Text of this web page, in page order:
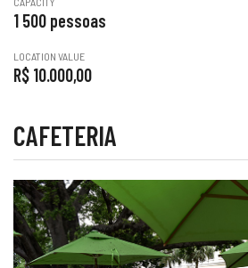
1 500 pessoas
LOCATION VALUE
R$ 10.000,00
CAFETERIA